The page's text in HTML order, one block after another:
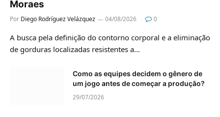
Moraes
Por Diego Rodríguez Velázquez 04/08/2026 0
A busca pela definição do contorno corporal e a eliminação
de gorduras localizadas resistentes a…
Como as equipes decidem o gênero de
um jogo antes de começar a produção?
29/07/2026